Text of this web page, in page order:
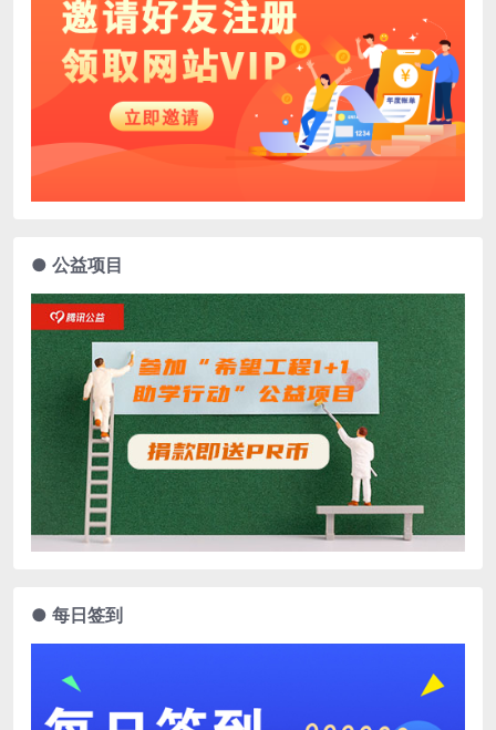
● 公益项目
● 每日签到